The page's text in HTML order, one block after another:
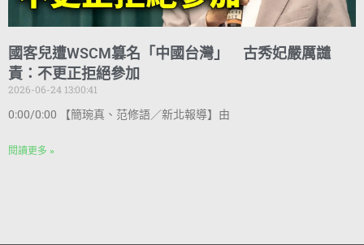
國客兒遭WSCM篡名「中國台灣」 古秀妃嚴厲譴
責：不更正拒絕參加
2026-06-24 13:00:41
0:00/0:00 【簡琬真、范修語／新北報導】由
閱讀更多 »